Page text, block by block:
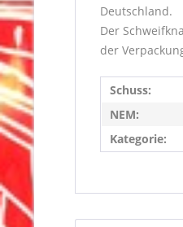
Deutschland.
Der
der
Schuss:
NEM:
Kategorie: